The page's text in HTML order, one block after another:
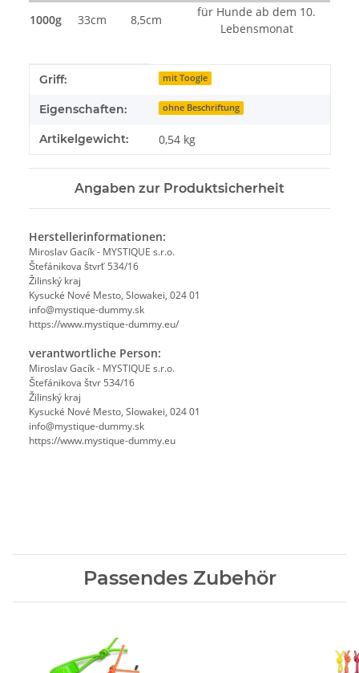
1000g
33cm 8,5cm
für Hunde ab dem 10.
Lebensmonat
Produkteigenschaft
Wert
Griff: mit Toogle
Eigenschaften: ohne Beschriftung
Artikelgewicht: 0,54 kg
Angaben zur Produktsicherheit
Herstellerinformationen:
Miroslav Gacík - MYSTIQUE s.r.o.
Štefánikova štvrť 534/16
Žilinský kraj
Kysucké Nové Mesto, Slowakei, 024 01
info@mystique-dummy.sk
https://www.mystique-dummy.eu/
verantwortliche Person:
Miroslav Gacík - MYSTIQUE s.r.o.
Štefánikova štvr 534/16
Žilinský kraj
Kysucké Nové Mesto, Slowakei, 024 01
info@mystique-dummy.sk
https://www.mystique-dummy.eu
Passendes Zubehör